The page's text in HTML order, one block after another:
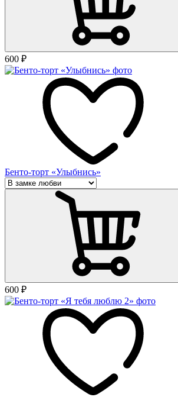
600 ₽
Бенто-торт «Улыбнись»
600 ₽